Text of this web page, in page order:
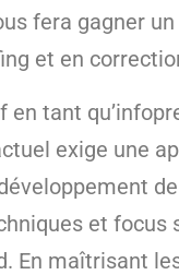
fera gagner
et en
tant
exige une
de
et focus
En maîtrisant